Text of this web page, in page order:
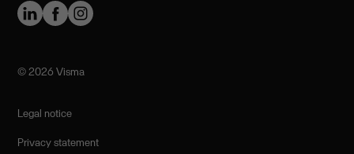
©️ 2026 Visma
Legal notice
Privacy statement